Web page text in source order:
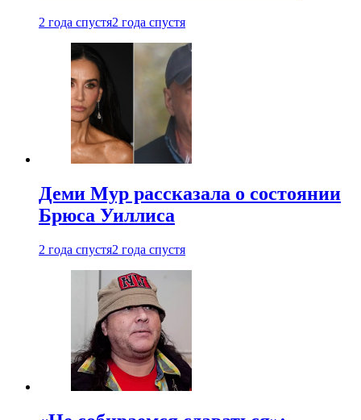
2 года спустя2 года спустя
Деми Мур рассказала о состоянии
Брюса Уиллиса
2 года спустя2 года спустя